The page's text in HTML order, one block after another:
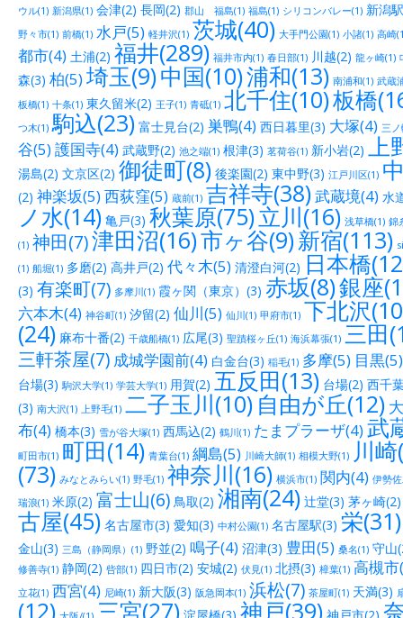
ウル(1) 新潟県(1) 会津(2) 長岡(2) 郡山 福島(1) 福島(1) シリコンバレー(1) 新潟
野々市(1) 前橋(1) 水戸(5) 軽井沢(1) 茨城(40) 大手門公園(1) 小諸(1) 高崎
都市(4) 土浦(2) 福井(289) 福井市内(1) 春日部(1) 川越(2) 龍ヶ崎(1)
森(3) 柏(5)埼玉(9)中国(10)浦和(13) 南浦和(1) 武蔵
板橋(1) 十条(1) 東久留米(2) 王子(1) 青砥(1) 北千住(10)板橋
つ木(1) 駒込(23) 富士見台(2) 巣鴨(4) 西日暮里(3) 大塚(4) 三ノ
谷(5)護国寺(4) 武蔵野(2) 池之端(1) 根津(3) 茗荷谷(1) 新小岩(2) 上
湯島(2) 文京区(2) 御徒町(8) 後楽園(2) 東中野(3) 江戸川区(1)
(2) 神楽坂(5)西荻窪(5) 蔵前(1) 吉祥寺(38)武蔵境(4) 水
ノ水(14) 亀戸(3) 秋葉原(75)立川(16) 浅草橋(1) 錦
(1) 神田(7)津田沼(16)市ヶ谷(9)新宿(113)
(1) 船堀(1) 多磨(2) 高井戸(2) 代々木(5) 清澄白河(2) 日本橋
(3) 有楽町(7) 多摩川(1) 霞ヶ関（東京）(3) 赤坂(8)銀座
六本木(4) 神谷町(1) 汐留(2) 仙川(5) 仙川(1) 甲府市(1) 下北沢
(24) 麻布十番(2) 千歳船橋(1) 広尾(3) 聖蹟桜ヶ丘(1) 海浜幕張(1) 三田
三軒茶屋(7) 成城学園前(4) 白金台(3) 稲毛(1) 多摩(5) 目黒(5)
台場(3) 駒沢大学(1) 学芸大学(1) 用賀(2) 五反田(13) 台場(2) 西千
(3) 南大沢(1) 上野毛(1) 二子玉川(10) 自由が丘(12)
布(4) 橋本(3) 雪が谷大塚(1) 西馬込(2) 鶴川(1) たまプラーザ(4)武
町田市(1) 町田(14) 青葉台(1) 綱島(5) 川崎大師(1) 相模大野(1) 川
(73) みなとみらい(1) 野毛(1) 神奈川(16) 横浜市(1) 関内(4) 伊勢
瑞浪(1) 米原(2) 富士山(6) 鳥取(2) 湘南(24) 辻堂(3) 茅ヶ崎(2)
古屋(45) 名古屋市(3) 愛知(3) 中村公園(1) 名古屋駅(3) 栄(31)
金山(3) 三島（静岡県）(1) 野並(2) 鳴子(4) 沼津(3) 豊田(5) 桑名(1) 守山
修善寺(1) 静岡(2) 呰部(1) 四日市(2) 安城(2) 伏見(1) 北摂(3) 樟葉(1) 高槻市
立花(1) 西宮(4) 尼崎(1) 新大阪(3) 阪急岡本(1) 浜松(7) 茶屋町(1) 天満(3)
(12) 三宮(27) 神戸(39)